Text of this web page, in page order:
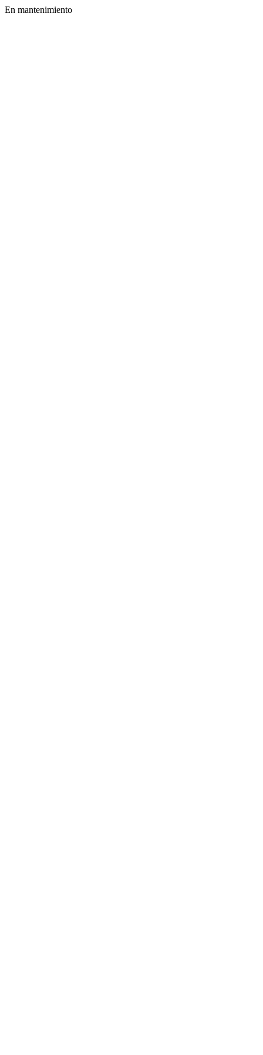
En mantenimiento